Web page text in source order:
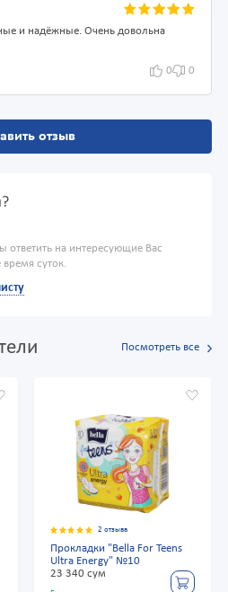
и надёжные. Очень довольна
0 0
отзыв
ответить на интересующие Вас
суток.
Посмотреть все
2 отзыва
Прокладки "Bella For Teens
Ultra Energy" №10
23 340 сум